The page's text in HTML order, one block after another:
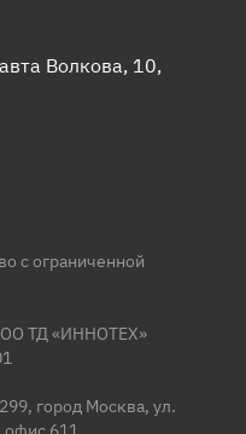
Волкова, 10,
с ограниченной
ТД «ИННОТЕХ»
город Москва, ул.